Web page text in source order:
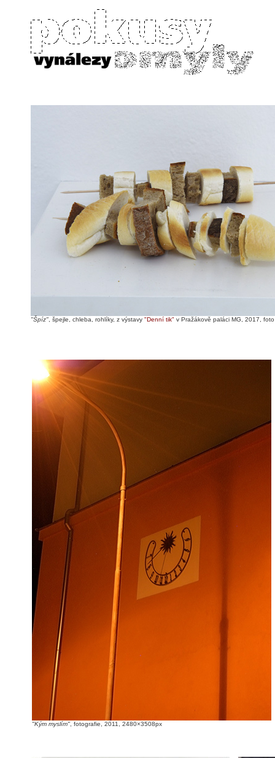
"Kým myslím" , fotografie, 2011, 2480×3508px
"Špíz" , špejle, chleba, rohlíky, z výstavy "Denní tik" v Pražákově paláci MG, 2017,